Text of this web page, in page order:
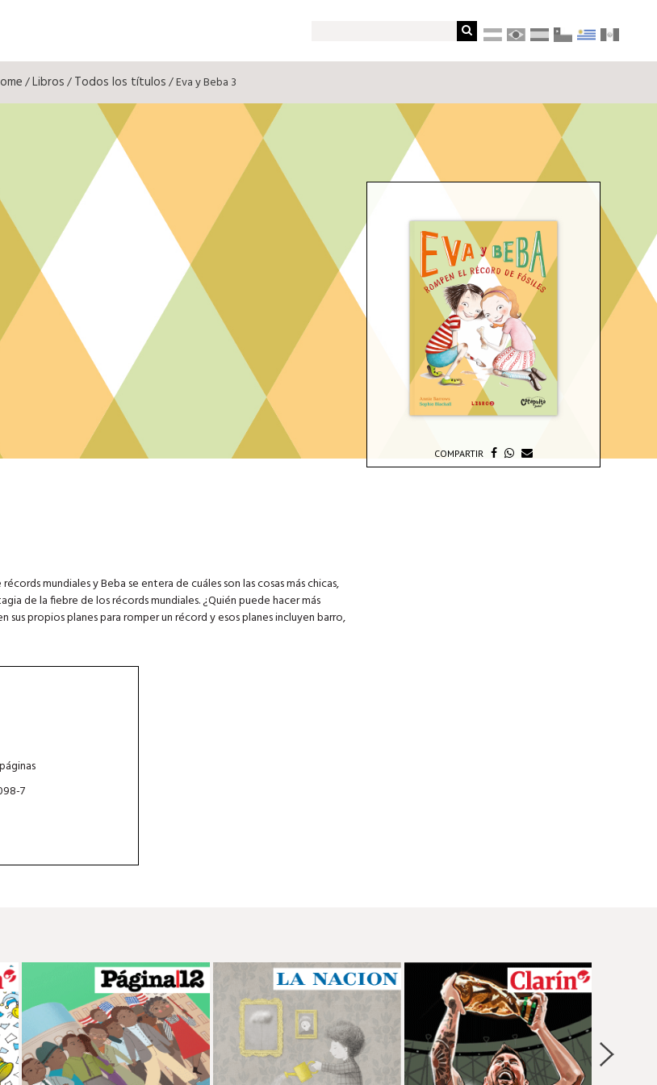
/Libros/Todos los títulos/ Eva y Beba 3
COMPARTIR
mundiales y Beba se entera de cuáles son las cosas más chicas,
de la fiebre de los récords mundiales. ¿Quién puede hacer más
propios planes para romper un récord y esos planes incluyen barro,
7